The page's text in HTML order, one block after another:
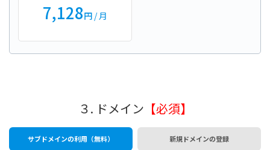
7,128円 / 月
３. ドメイン 【必須】
サブドメインの利用（無料） 新規ドメインの登録